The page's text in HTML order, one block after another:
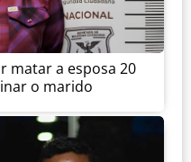
matar a esposa 20
o marido